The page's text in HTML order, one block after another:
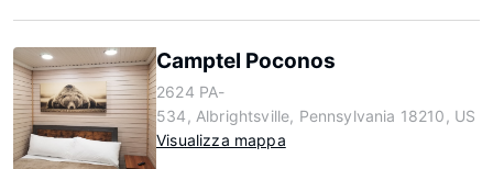
Camptel Poconos
2624 PA-
534, Albrightsville, Pennsylvania 18210, US
Visualizza mappa